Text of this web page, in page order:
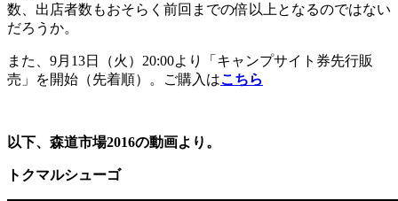
数、出店者数もおそらく前回までの倍以上となるのではない
だろうか。
また、9月13日（火）20:00より「キャンプサイト券先行販
売」を開始（先着順）。ご購入はこちら
以下、森道市場2016の動画より。
トクマルシューゴ